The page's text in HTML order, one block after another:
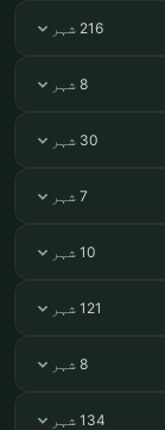
216 شہر
8 شہر
30 شہر
7 شہر
10 شہر
121 شہر
8 شہر
134 شہر